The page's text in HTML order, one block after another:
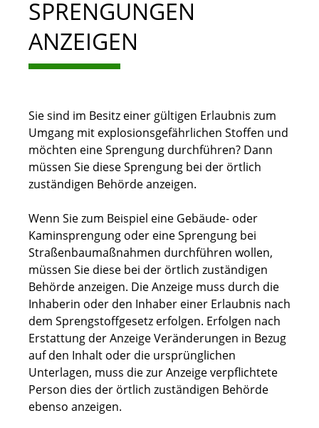
SPRENGUNGEN
ANZEIGEN
Sie sind im Besitz einer gültigen Erlaubnis zum
Umgang mit explosionsgefährlichen Stoffen und
möchten eine Sprengung durchführen? Dann
müssen Sie diese Sprengung bei der örtlich
zuständigen Behörde anzeigen.
Wenn Sie zum Beispiel eine Gebäude- oder
Kaminsprengung oder eine Sprengung bei
Straßenbaumaßnahmen durchführen wollen,
müssen Sie diese bei der örtlich zuständigen
Behörde anzeigen. Die Anzeige muss durch die
Inhaberin oder den Inhaber einer Erlaubnis nach
dem Sprengstoffgesetz erfolgen. Erfolgen nach
Erstattung der Anzeige Veränderungen in Bezug
auf den Inhalt oder die ursprünglichen
Unterlagen, muss die zur Anzeige verpflichtete
Person dies der örtlich zuständigen Behörde
ebenso anzeigen.